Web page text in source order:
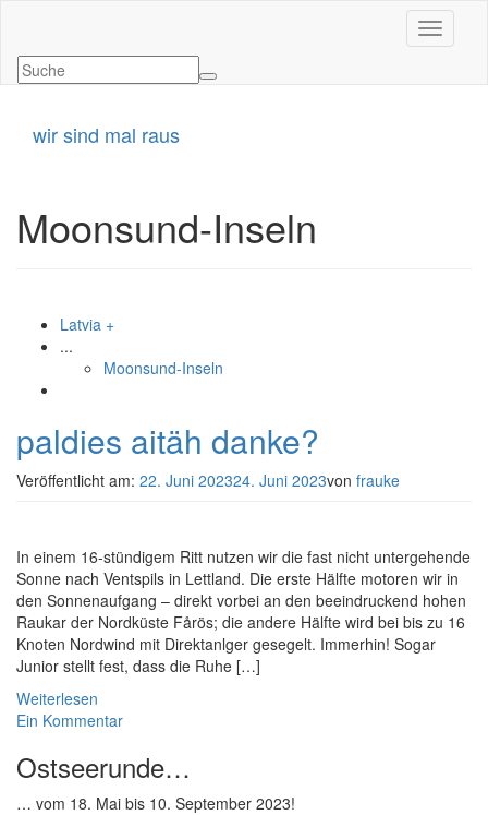
wir sind mal raus
Moonsund-Inseln
Latvia +
...
Moonsund-Inseln
paldies aitäh danke?
Veröffentlicht am: 22. Juni 202324. Juni 2023von frauke
In einem 16-stündigem Ritt nutzen wir die fast nicht untergehende
Sonne nach Ventspils in Lettland. Die erste Hälfte motoren wir in
den Sonnenaufgang – direkt vorbei an den beeindruckend hohen
Raukar der Nordküste Fårös; die andere Hälfte wird bei bis zu 16
Knoten Nordwind mit Direktanlger gesegelt. Immerhin! Sogar
Junior stellt fest, dass die Ruhe […]
Weiterlesen
Ein Kommentar
Ostseerunde…
… vom 18. Mai bis 10. September 2023!